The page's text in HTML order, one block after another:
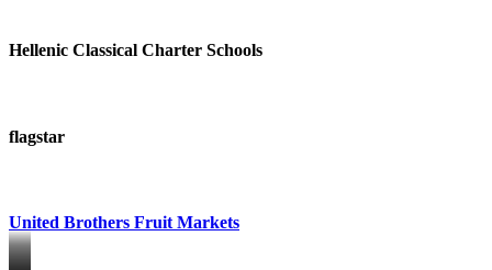
Hellenic Classical Charter Schools
flagstar
United Brothers Fruit Markets